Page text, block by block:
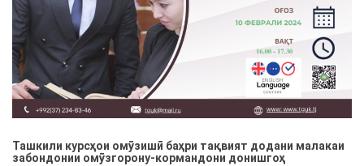
Ташкили курсҳои омӯзишӣ баҳри тақвият додани малакаи
забондонии омӯзгорону-кормандони донишгоҳ